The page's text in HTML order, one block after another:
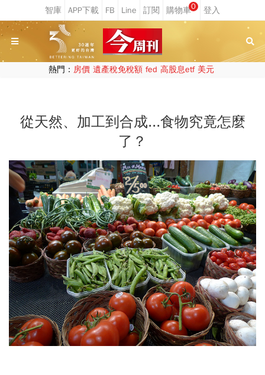
0
熱門： 房價 遺產稅免稅額 fed 高股息etf 美元
從天然、加工到合成...食物究竟怎麼
了？